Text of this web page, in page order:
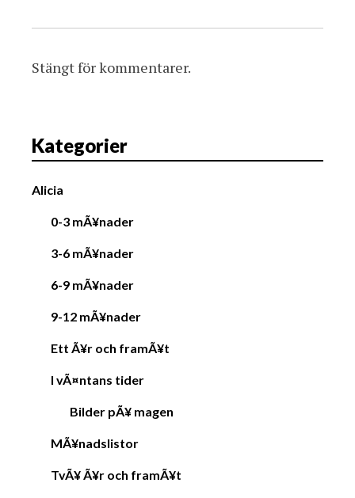
Stängt för kommentarer.
Kategorier
Alicia
0-3 mÃ¥nader
3-6 mÃ¥nader
6-9 mÃ¥nader
9-12 mÃ¥nader
Ett Ã¥r och framÃ¥t
I vÃ¤ntans tider
Bilder pÃ¥ magen
MÃ¥nadslistor
TvÃ¥ Ã¥r och framÃ¥t